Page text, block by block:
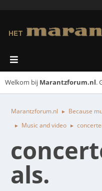
Welkom bij Marantzforum.nl.
Marantzforum.nl ► Because
► Music and video ►
als.